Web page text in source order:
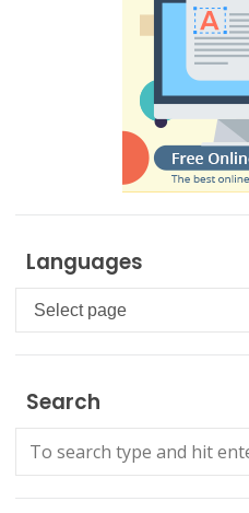
Languages
Languages
Search